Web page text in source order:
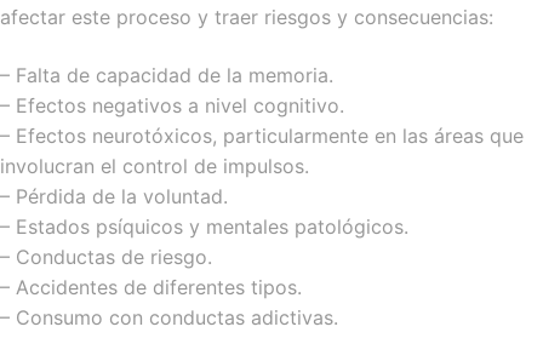
afectar este proceso y traer riesgos y consecuencias:
– Falta de capacidad de la memoria.
– Efectos negativos a nivel cognitivo.
– Efectos neurotóxicos, particularmente en las áreas que
involucran el control de impulsos.
– Pérdida de la voluntad.
– Estados psíquicos y mentales patológicos.
– Conductas de riesgo.
– Accidentes de diferentes tipos.
– Consumo con conductas adictivas.